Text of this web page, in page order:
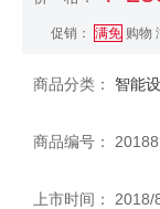
促销： 满免 购物
商品分类： 智能
商品编号：
上市时间：